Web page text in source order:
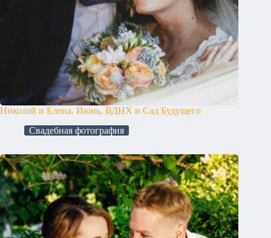
Николай и Елена. Июнь, ВДНХ и Сад Будущего
Свадебная фотография